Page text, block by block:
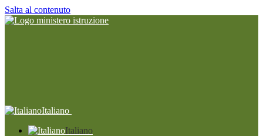
Salta al contenuto
Italiano
Italiano